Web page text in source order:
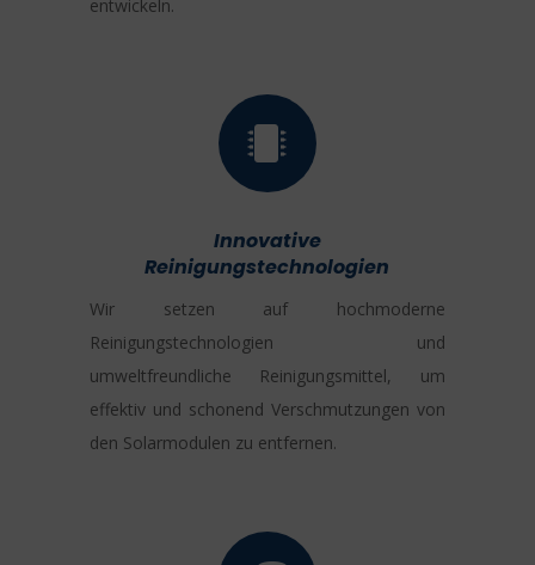
entwickeln.

Innovative
Reinigungstechnologien
Wir setzen auf hochmoderne
Reinigungstechnologien und
umweltfreundliche Reinigungsmittel, um
effektiv und schonend Verschmutzungen von
den Solarmodulen zu entfernen.